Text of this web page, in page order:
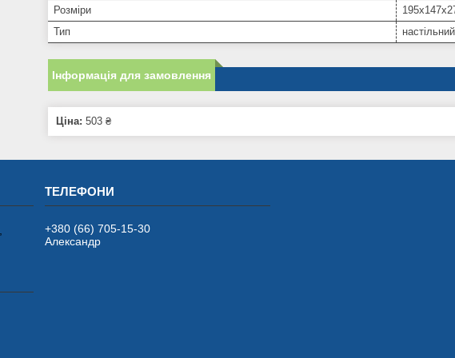
Розміри
Тип
Інформація для замовлення
Ціна: 503 ₴
+380 (66) 705-15-30
Александр